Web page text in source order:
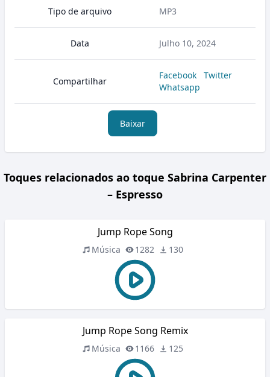
Tipo de arquivo MP3
Data Julho 10, 2024
Compartilhar
Facebook
Twitter
Whatsapp
Baixar
Toques relacionados ao toque Sabrina Carpenter
– Espresso
Jump Rope Song
Música 1282 130
Jump Rope Song Remix
Música 1166 125